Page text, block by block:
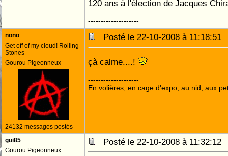
120 ans à l'élection de Jacques
--------------------
nono
Get off of my cloud! Rolling
Stones
Gourou Pigeonneux
24132 messages postés
Posté le 22-10-2008 à
çà calme....!
--------------------
En volières, en cage d'expo, au nid, aux
gui85
Gourou Pigeonneux
Posté le 22-10-2008 à